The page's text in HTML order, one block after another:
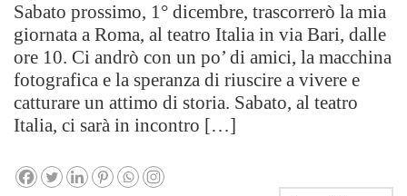
Sabato prossimo, 1° dicembre, trascorrerò la mia
giornata a Roma, al teatro Italia in via Bari, dalle
ore 10. Ci andrò con un po’ di amici, la macchina
fotografica e la speranza di riuscire a vivere e
catturare un attimo di storia. Sabato, al teatro
Italia, ci sarà in incontro […]